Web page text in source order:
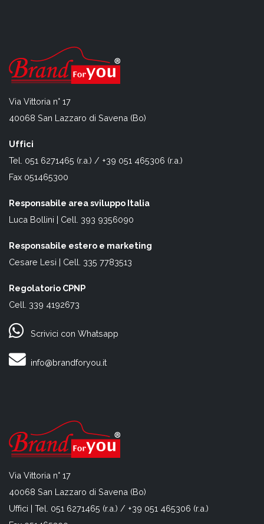
Via Vittoria n° 17
40068 San Lazzaro di Savena (Bo)
Uffici
Tel. 051 6271465 (r.a.) / +39 051 465306 (r.a.)
Fax 051465300
Responsabile area sviluppo Italia
Luca Bollini | Cell. 393 9356090
Responsabile estero e marketing
Cesare Lesi | Cell. 335 7783513
Regolatorio CPNP
Cell. 339 4192673
Scrivici con Whatsapp
info@brandforyou.it
Via Vittoria n° 17
40068 San Lazzaro di Savena (Bo)
Uffici | Tel. 051 6271465 (r.a.) / +39 051 465306 (r.a.)